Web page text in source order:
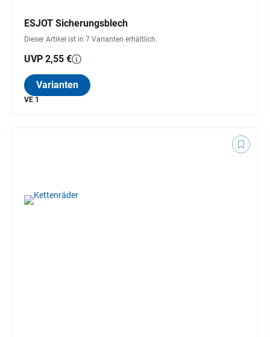
ESJOT Sicherungsblech
Dieser Artikel ist in 7 Varianten erhältlich.
UVP 2,55 €
Varianten
VE 1